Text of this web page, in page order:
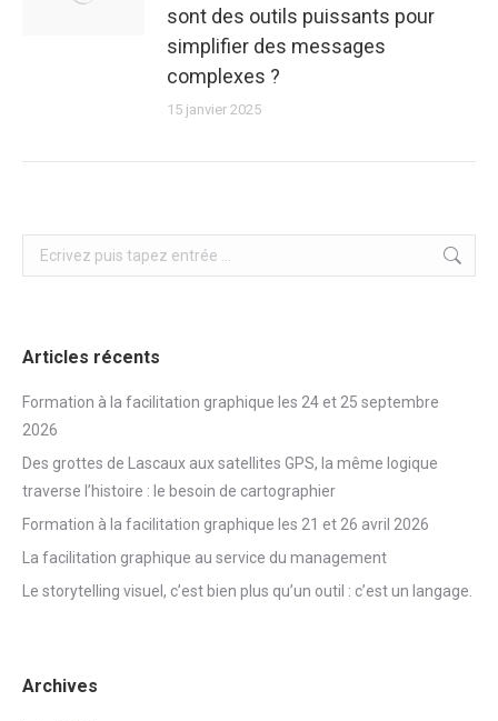
sont des outils puissants pour
simplifier des messages
complexes ?
15 janvier 2025
Search:
Articles récents
Formation à la facilitation graphique les 24 et 25 septembre
2026
Des grottes de Lascaux aux satellites GPS, la même logique
traverse l’histoire : le besoin de cartographier
Formation à la facilitation graphique les 21 et 26 avril 2026
La facilitation graphique au service du management
Le storytelling visuel, c’est bien plus qu’un outil : c’est un langage.
Archives